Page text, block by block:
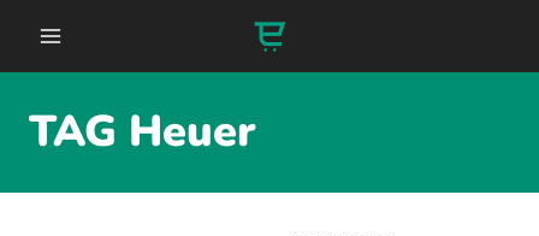
TAG Heuer